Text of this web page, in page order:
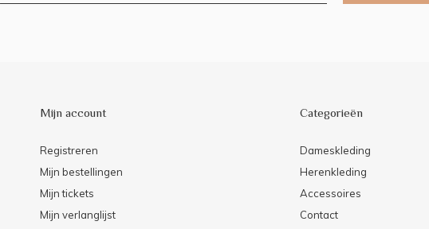
Mijn account
Registreren
Mijn bestellingen
Mijn tickets
Mijn verlanglijst
Categorieën
Dameskleding
Herenkleding
Accessoires
Contact